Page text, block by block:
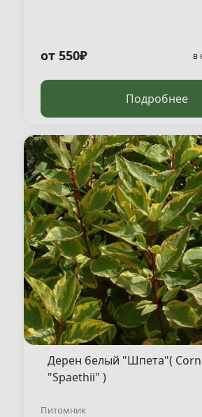
от 550₽ в
Подробнее
Дерен белый "Шпета"(
"Spaethii" )
Питомник